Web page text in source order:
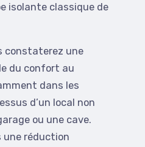
isolante classique de
constaterez une
du confort au
dans les
d’un local non
ou une cave.
une réduction